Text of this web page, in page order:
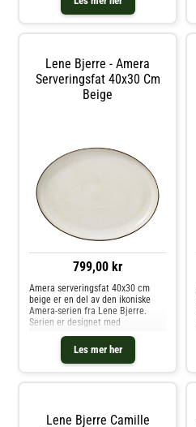
ethvert hjem. Denne krukken er
ikke bare vakker, men også pr
Lene Bjerre - Amera
Serveringsfat 40x30 Cm
Beige
799,00 kr
Les mer her
Amera serveringsfat 40x30 cm
beige er en del av den ikoniske
Amera-serien fra Lene Bjerre.
Serien er designet med
farger og organiske former, noe
som gir hvert produkt en unik
sjarm. Amera-serien fremhever
Lene Bjerre Camille